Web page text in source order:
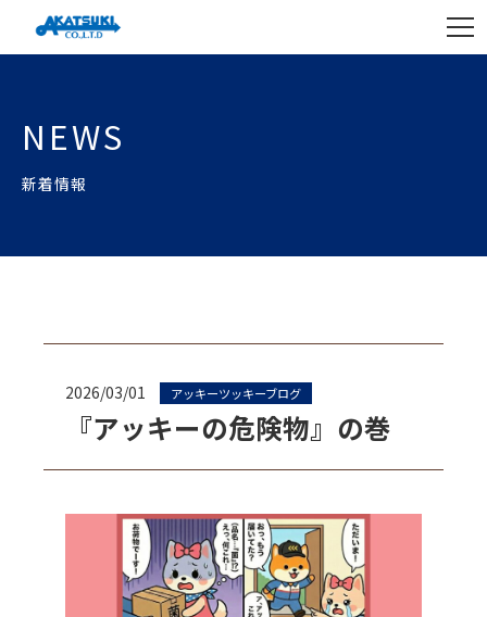
NEWS
新着情報
2026/03/01 アッキーツッキーブログ
『アッキーの危険物』の巻